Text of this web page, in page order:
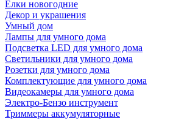
Елки новогодние
Декор и украшения
Умный дом
Лампы для умного дома
Подсветка LED для умного дома
Светильники для умного дома
Розетки для умного дома
Комплектующие для умного дома
Видеокамеры для умного дома
Электро-Бензо инструмент
Триммеры аккумуляторные